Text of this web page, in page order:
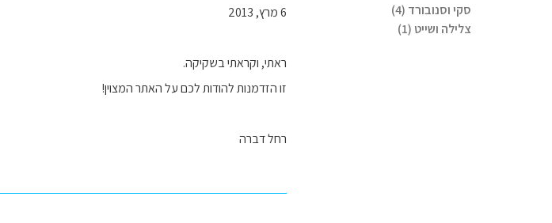
סקי וסנובורד (4)
צלילה ושייט (1)
6 מרץ, 2013
ראתי, וקראתי בשקיקה.
זו הזדמנות להודות לכם על האתר המצוין!
רחל דברה